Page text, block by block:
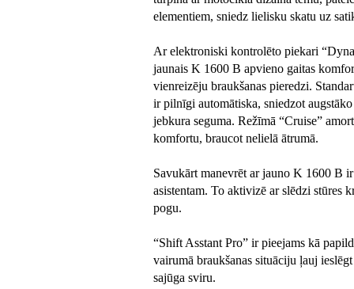
elementiem, sniedz lielisku skatu uz
Ar elektroniski kontrolēto piekari
jaunais K 1600 B apvieno gaitas
vienreizēju braukšanas pieredzi.
ir pilnīgi automātiska, sniedzot
jebkura seguma. Režīmā “Cruise”
komfortu, braucot nelielā ātrumā.
Savukārt manevrēt ar jauno K 1600 B
asistentam. To aktivizē ar slēdzi stūres
pogu.
“Shift Asstant Pro” ir pieejams kā
vairumā braukšanas situāciju ļauj
sajūga sviru.